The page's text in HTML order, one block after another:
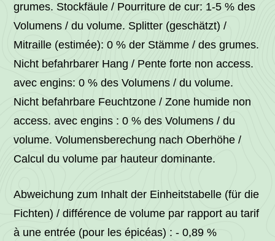
grumes. Stockfäule / Pourriture de cur: 1-5 % des
Volumens / du volume. Splitter (geschätzt) /
Mitraille (estimée): 0 % der Stämme / des grumes.
Nicht befahrbarer Hang / Pente forte non access.
avec engins: 0 % des Volumens / du volume.
Nicht befahrbare Feuchtzone / Zone humide non
access. avec engins : 0 % des Volumens / du
volume. Volumensberechung nach Oberhöhe /
Calcul du volume par hauteur dominante.
Abweichung zum Inhalt der Einheitstabelle (für die
Fichten) / différence de volume par rapport au tarif
à une entrée (pour les épicéas) : - 0,89 %